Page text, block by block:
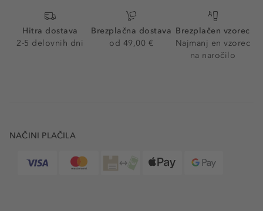
Hitra dostava
2-5 delovnih dni
Brezplačna dostava
od 49,00 €
Brezplačen vzorec
Najmanj en vzorec
na naročilo
NAČINI PLAČILA